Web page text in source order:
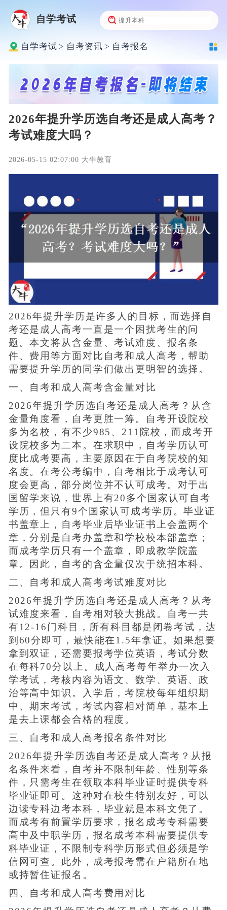
自学考试
自学考试 > 自考资讯 > 自考报名
2026年提升学历选自考还是成人高考？
考试难度大吗？
2026-05-15 02:07:00 大牛教育
2026年提升学历是许多人的目标，而选择自
考还是成人高考一直是一个困扰考生的问
题。本文将从含金量、考试难度、报名条
件、费用等方面对比自考和成人高考，帮助
需要提升学历的同学们做出更明智的选择。
一、自考和成人高考含金量对比
2026年提升学历选自考还是成人高考？从含
金量角度看，自考更胜一筹。自考开设院校
多为名校，有不少985、211院校，而成考开
设院校多为二本。在求职中，自考学历认可
度比成考要高，主要原因在于自考院校的知
名度。在考公考编中，自考相比于成考认可
度会更高，部分岗位并不认可成考。对于出
国留学来说，世界上有20多个国家认可自考
学历，但只有9个国家认可成考学历。毕业证
书盖章上，自考毕业后毕业证书上会盖两个
章，分别是自考办盖章和学校校本部盖章；
而成考学历只有一个盖章，即成教学院盖
章。因此，自考的含金量仅次于统招本科。
二、自考和成人高考考试难度对比
2026年提升学历选自考还是成人高考？从考
试难度来看，自考相对较大挑战。自考一共
有12-16门科目，所有科目都是闭卷考试，达
到60分即可，最快能在1.5年拿证。如果想要
拿到双证，还需要报考学位英语，考试分数
在每科70分以上。成人高考每年举办一次入
学考试，考核内容为语文、数学、英语、政
治等高中知识。入学后，考院校每年组织期
中、期末考试，考试内容相对简单，基本上
是去上课都会合格的程度。
三、自考和成人高考报名条件对比
2026年提升学历选自考还是成人高考？从报
名条件来看，自考并不限制年龄、性别等条
件，只需考生在领取本科毕业证时提供专科
毕业证即可。这种对在校生特别友好，可以
边读专科边考本科，毕业就是本科文凭了。
而成考有前置学历要求，报名成考专科需要
高中及中职学历，报名成考本科需要提供专
科毕业证，不限制专科学历形式但必须是学
信网可查。此外，成考报考需在户籍所在地
或持暂住证报名。
四、自考和成人高考费用对比